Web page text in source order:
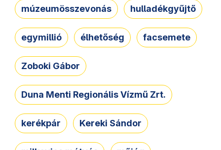
múzeumösszevonás hulladékgyűjtő
egymillió élhetőség facsemete
Zoboki Gábor
Duna Menti Regionális Vízmű Zrt.
kerékpár Kereki Sándor